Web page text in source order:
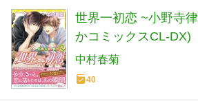
世界一初恋 ~小野寺
かコミックスCL-DX)
中村春菊
40